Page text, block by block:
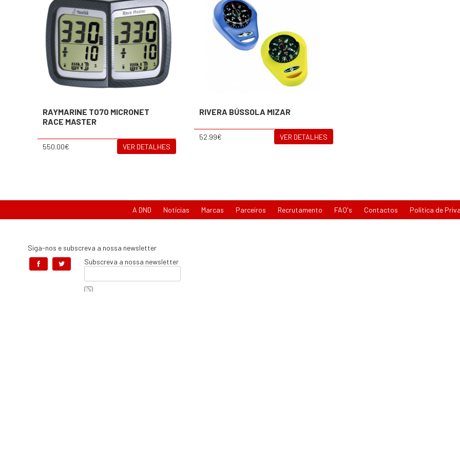
RAYMARINE T070 MICRONET
RACE MASTER
550.00€ VER DETALHES
RIVERA BÚSSOLA MIZAR
52.99€ VER DETALHES
A DND Notícias Marcas Parceiros Recrutamento FAQ's Contactos Política de
Siga-nos e subscreva a nossa newsletter
Subscreva a nossa newsletter